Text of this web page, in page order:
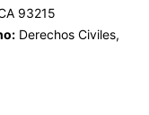
93215
Derechos Civiles,